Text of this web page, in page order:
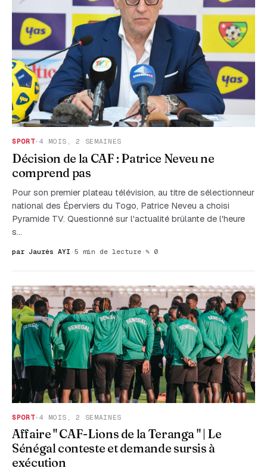
SPORT·4 MOIS, 2 SEMAINES
Décision de la CAF : Patrice Neveu ne
comprend pas
Pour son premier plateau télévision, au titre de sélectionneur
national des Éperviers du Togo, Patrice Neveu a choisi
Pyramide TV. Questionné sur l'actualité brûlante de l'heure
s…
par Jaurès AYI · 5 min de lecture · ✎ 0
SPORT·4 MOIS, 2 SEMAINES
Affaire " CAF-Lions de la Teranga " | Le
Sénégal conteste et demande sursis à
exécution